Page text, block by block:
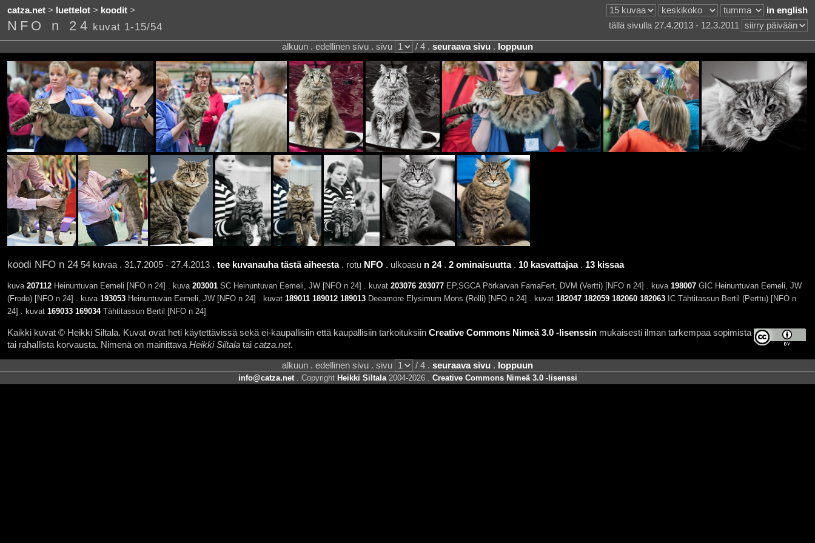
catza.net> luettelot> koodit> in english
NFO n 24 kuvat 1-15/54 tällä sivulla 27.4.2013 - 12.3.2011
alkuun . edellinen sivu . sivu / 4 . seuraava sivu . loppuun
koodi NFO n 2454 kuvaa . 31.7.2005 - 27.4.2013 . tee kuvanauha tästä aiheesta. rotu NFO . ulkoasu n 24. 2 ominaisuutta. 10 kasvattajaa. 13 kissaa
kuva 207112Heinuntuvan Eemeli [NFO n 24] . kuva 203001SC Heinuntuvan Eemeli, JW [NFO n 24] . kuvat 203076 203077EP,SGCA Pörkarvan FamaFert, DVM (Vertti) [NFO n 24] . kuva 198007GIC Heinuntuvan Eemeli, JW
(Frodo) [NFO n 24] . kuva 193053Heinuntuvan Eemeli, JW [NFO n 24] . kuvat 189011 189012 189013Deeamore Elysimum Mons (Rölli) [NFO n 24] . kuvat 182047 182059 182060 182063IC Tähtitassun Bertil (Perttu) [NFO n
24] . kuvat 169033 169034Tähtitassun Bertil [NFO n 24]
Kaikki kuvat © Heikki Siltala. Kuvat ovat heti käytettävissä sekä ei-kaupallisiin että kaupallisiin tarkoituksiin Creative Commons Nimeä 3.0 -lisenssinmukaisesti ilman tarkempaa sopimista
tai rahallista korvausta. Nimenä on mainittava Heikki Siltalatai catza.net.
alkuun . edellinen sivu . sivu / 4 . seuraava sivu . loppuun
info@catza.net. Copyright Heikki Siltala2004-2026 . Creative Commons Nimeä 3.0 -lisenssi